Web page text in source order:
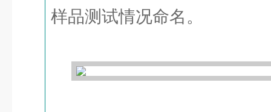
样品测试情况命名。